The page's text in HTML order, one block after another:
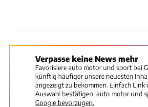
Verpasse keine News mehr
Favorisiere auto motor und sport bei
künftig häufiger unsere neuesten
angezeigt zu bekommen. Einfach
Auswahl bestätigen:auto motor und
Google bevorzugen.